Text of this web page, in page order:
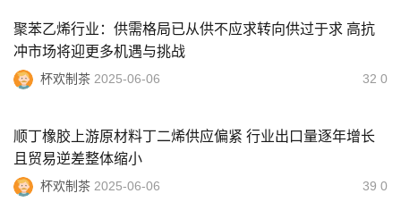
聚苯乙烯行业：供需格局已从供不应求转向供过于求 高抗
冲市场将迎更多机遇与挑战
杯欢制茶 2025-06-06 32 0
顺丁橡胶上游原材料丁二烯供应偏紧 行业出口量逐年增长
且贸易逆差整体缩小
杯欢制茶 2025-06-06 39 0